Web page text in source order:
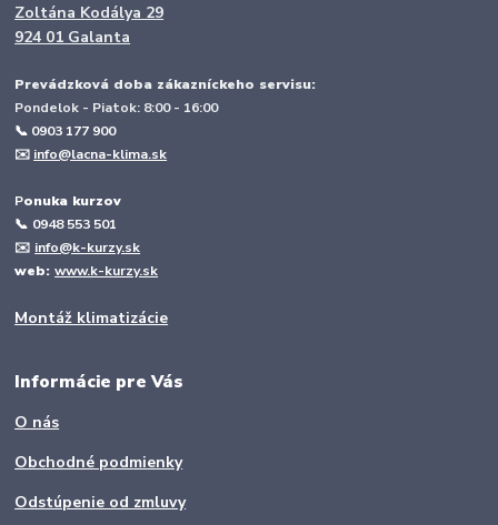
Zoltána Kodálya 29
924 01 Galanta
Prevádzková doba zákazníckeho servisu:
Pondelok - Piatok: 8:00 - 16:00
📞 0903 177 900
✉️ info@lacna-klima.sk
Ponuka kurzov
📞 0948 553 501
✉️ info@k-kurzy.sk
web:www.k-kurzy.sk
Montáž klimatizácie
Informácie pre Vás
O nás
Obchodné podmienky
Odstúpenie od zmluvy